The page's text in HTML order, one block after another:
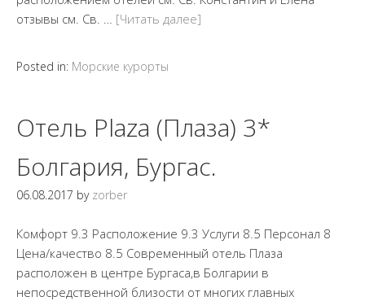
отзывы см. Св. … [Читать далее]
Posted in: Морские курорты
Отель Plaza (Плаза) 3*
Болгария, Бургас.
06.08.2017 by zorber
Комфорт 9.3 Расположение 9.3 Услуги 8.5 Персонал 8
Цена/качество 8.5 Современный отель Плаза
расположен в центре Бургаса,в Болгарии в
непосредственной близости от многих главных